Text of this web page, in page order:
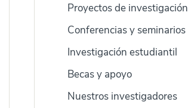
Proyectos de investigación
Conferencias y seminarios
Investigación estudiantil
Becas y apoyo
Nuestros investigadores